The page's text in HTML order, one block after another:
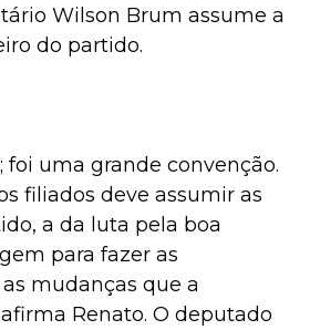
Wilson Brum assume a
do partido.
foi uma grande convenção.
filiados deve assumir as
a da luta pela boa
para fazer as
mudanças que a
Renato. O deputado